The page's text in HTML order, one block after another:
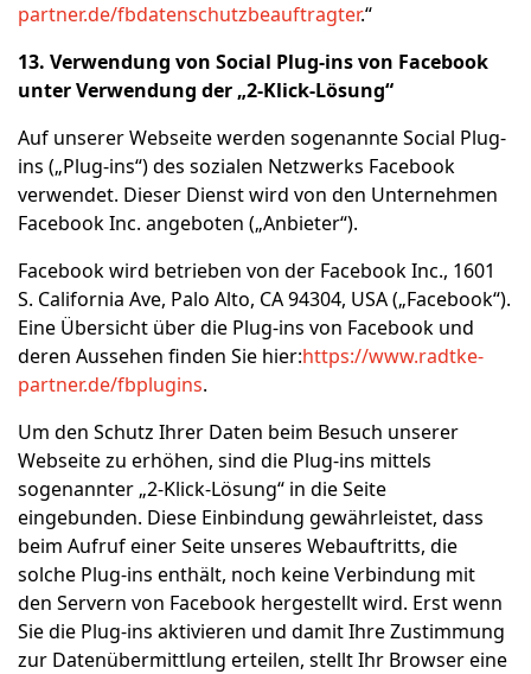
partner.de/fbdatenschutzbeauftragter.“
13. Verwendung von Social Plug-ins von Facebook
unter Verwendung der „2-Klick-Lösung“
Auf unserer Webseite werden sogenannte Social Plug-
ins („Plug-ins“) des sozialen Netzwerks Facebook
verwendet. Dieser Dienst wird von den Unternehmen
Facebook Inc. angeboten („Anbieter“).
Facebook wird betrieben von der Facebook Inc., 1601
S. California Ave, Palo Alto, CA 94304, USA („Facebook“).
Eine Übersicht über die Plug-ins von Facebook und
deren Aussehen finden Sie hier:https://www.radtke-
partner.de/fbplugins.
Um den Schutz Ihrer Daten beim Besuch unserer
Webseite zu erhöhen, sind die Plug-ins mittels
sogenannter „2-Klick-Lösung“ in die Seite
eingebunden. Diese Einbindung gewährleistet, dass
beim Aufruf einer Seite unseres Webauftritts, die
solche Plug-ins enthält, noch keine Verbindung mit
den Servern von Facebook hergestellt wird. Erst wenn
Sie die Plug-ins aktivieren und damit Ihre Zustimmung
zur Datenübermittlung erteilen, stellt Ihr Browser eine